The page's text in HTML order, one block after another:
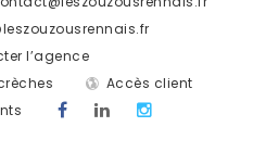
l’agence
Accès client